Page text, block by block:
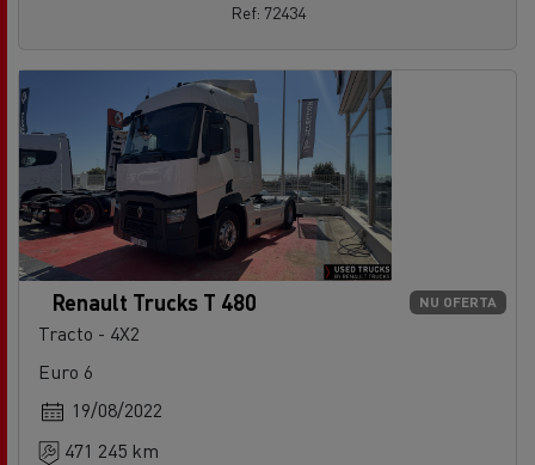
Ref: 72434
NU OFERTA
Renault Trucks T 480
Tracto - 4X2
Euro 6
19/08/2022
471 245 km